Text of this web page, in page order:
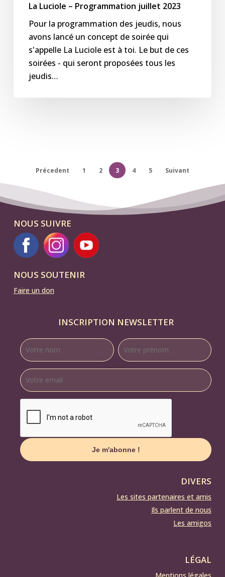
La Luciole – Programmation juillet 2023
Pour la programmation des jeudis, nous
avons lancé un concept de soirée qui
s'appelle La Luciole est à toi. Le but de ces
soirées - qui seront proposées tous les
jeudis…
Précedent 1 2 3 4 5 Suivant
NOUS SUIVRE
NOUS SOUTENIR
Faire un don
INSCRIPTION NEWSLETTER
DIVERS
Les sites partenaires et amis
Ils parlent de nous
Les amigos
LÉGAL